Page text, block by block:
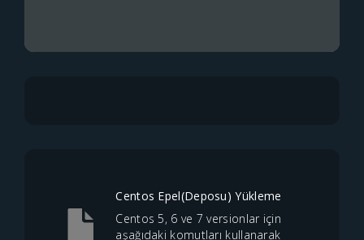
Centos Epel(Deposu) Yükleme
Centos 5, 6 ve 7 versionlar için
aşağıdaki komutları kullanarak